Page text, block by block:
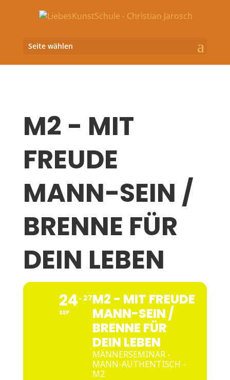
Seite wählen
M2 - MIT
FREUDE
MANN-SEIN /
BRENNE FÜR
DEIN LEBEN
24
SEP
27M2 - MIT FREUDE
MANN-SEIN /
BRENNE FÜR
DEIN LEBEN
MÄNNERSEMINAR -
MANN-AUTHENTISCH -
M2